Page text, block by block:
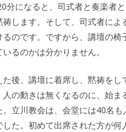
分になると、司式者と奏楽者
します。そして、司式者に
のです。ですから、講壇の
るのかは分かりません。
後、講壇に着席し、黙祷を
の動きは無くなるのに、始
立川教会は、会堂には40名
た。初めて出席された方が